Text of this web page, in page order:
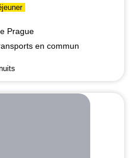
Prague
en commun